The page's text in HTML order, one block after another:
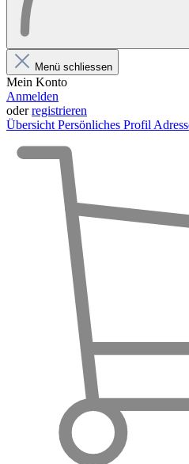
Menü schliessen
Mein Konto
Anmelden
oderregistrieren
Übersicht Persönliches Profil